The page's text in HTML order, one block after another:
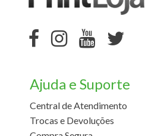
Ajuda e Suporte
Central de Atendimento
Trocas e Devoluções